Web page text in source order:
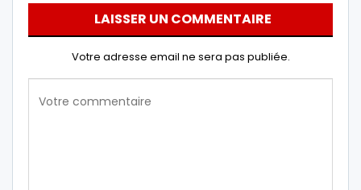
LAISSER UN COMMENTAIRE
Votre adresse email ne sera pas publiée.